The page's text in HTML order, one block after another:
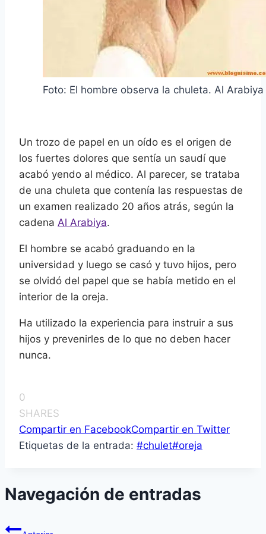
Foto: El hombre observa la chuleta. Al Arabiya
Un trozo de papel en un oído es el origen de
los fuertes dolores que sentía un saudí que
acabó yendo al médico. Al parecer, se trataba
de una chuleta que contenía las respuestas de
un examen realizado 20 años atrás, según la
cadena Al Arabiya.
El hombre se acabó graduando en la
universidad y luego se casó y tuvo hijos, pero
se olvidó del papel que se había metido en el
interior de la oreja.
Ha utilizado la experiencia para instruir a sus
hijos y prevenirles de lo que no deben hacer
nunca.
0
SHARES
Compartir en FacebookCompartir en Twitter
Etiquetas de la entrada: #chulet#oreja
Navegación de entradas